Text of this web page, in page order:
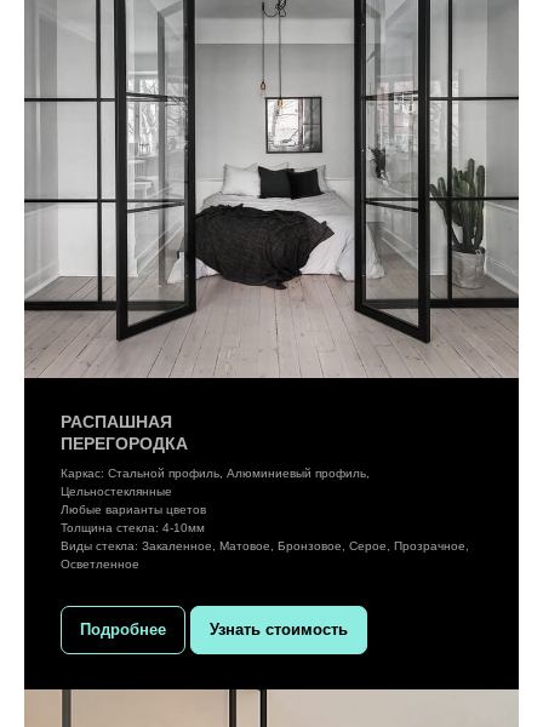
РАСПАШНАЯ
ПЕРЕГОРОДКА
Каркас: Стальной профиль, Алюминиевый профиль,
Цельностеклянные
Любые варианты цветов
Толщина стекла: 4-10мм
Виды стекла: Закаленное, Матовое, Бронзовое, Серое, Прозрачное,
Осветленное
Подробнее Узнать стоимость